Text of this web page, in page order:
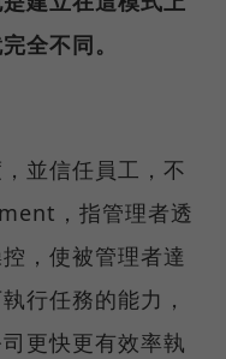
全不同。
並信任員工，不
，指管理者透
，使被管理者達
行任務的能力，
更快更有效率執